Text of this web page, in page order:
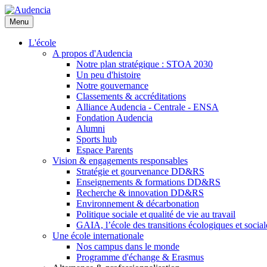
Aller
au
contenu
principal
Menu
L'école
A propos d'Audencia
Notre plan stratégique : STOA 2030
Un peu d'histoire
Notre gouvernance
Classements & accréditations
Alliance Audencia - Centrale - ENSA
Fondation Audencia
Alumni
Sports hub
Espace Parents
Vision & engagements responsables
Stratégie et gourvenance DD&RS
Enseignements & formations DD&RS
Recherche & innovation DD&RS
Environnement & décarbonation
Politique sociale et qualité de vie au travail
GAIA, l’école des transitions écologiques et
Une école internationale
Nos campus dans le monde
Programme d'échange & Erasmus